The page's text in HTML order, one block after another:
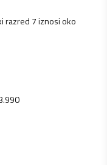
razred 7 iznosi oko